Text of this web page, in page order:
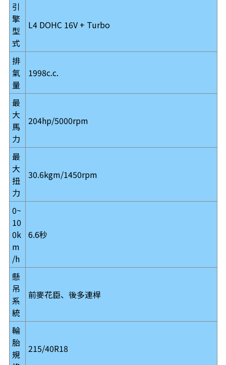
引
擎
型
式
L4 DOHC 16V + Turbo
排
氣
量
1998c.c.
最
大
馬
力
204hp/5000rpm
最
大
扭
力
30.6kgm/1450rpm
0~
10
0k
m
/h
6.6秒
懸
吊
系
統
前麥花臣、後多連桿
輪
胎
規
215/40R18